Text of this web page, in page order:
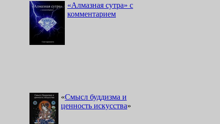
«Алмазная сутра» с
комментарием
«Смысл буддизма и
ценность искусства»